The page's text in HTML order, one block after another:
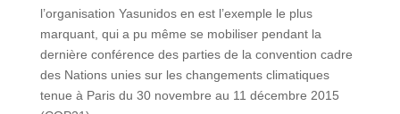
l’organisation Yasunidos en est l’exemple le plus
marquant, qui a pu même se mobiliser pendant la
dernière conférence des parties de la convention cadre
des Nations unies sur les changements climatiques
tenue à Paris du 30 novembre au 11 décembre 2015